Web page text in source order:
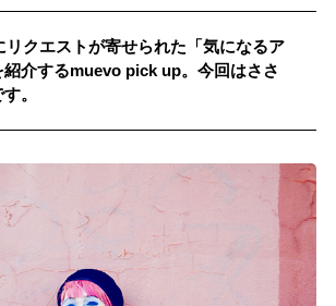
#HR/HM #女性シンガー
#男性シンガーグループ
覧
リクエストが寄せられた「気になるア
紹介するmuevo pick up。今回はささ
。